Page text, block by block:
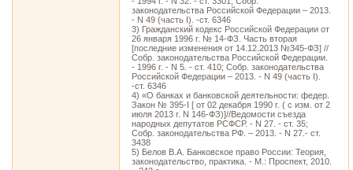
законодательства Российской Федерации – 2013.
- N 49 (часть I). -ст. 6346
3) Гражданский кодекс Российской Федерации от
26 января 1996 г. № 14-ФЗ. Часть вторая
[последние изменения от 14.12.2013 №345-ФЗ] //
Собр. законодательства Российской Федерации.
- 1996 г. - N 5. - ст. 410; Собр. законодательства
Российской Федерации – 2013. - N 49 (часть I).
-ст. 6346
4) «О банках и банковской деятельности: федер.
Закон № 395-I [ от 02 декабря 1990 г. ( с изм. от 2
июля 2013 г. N 146-ФЗ)]//Ведомости съезда
народных депутатов РСФСР. - N 27. - ст. 35;
Собр. законодательства РФ. – 2013. - N 27.- ст.
3438
5) Белов В.А. Банковское право России: Теория,
законодательство, практика. - М.: Проспект, 2010.